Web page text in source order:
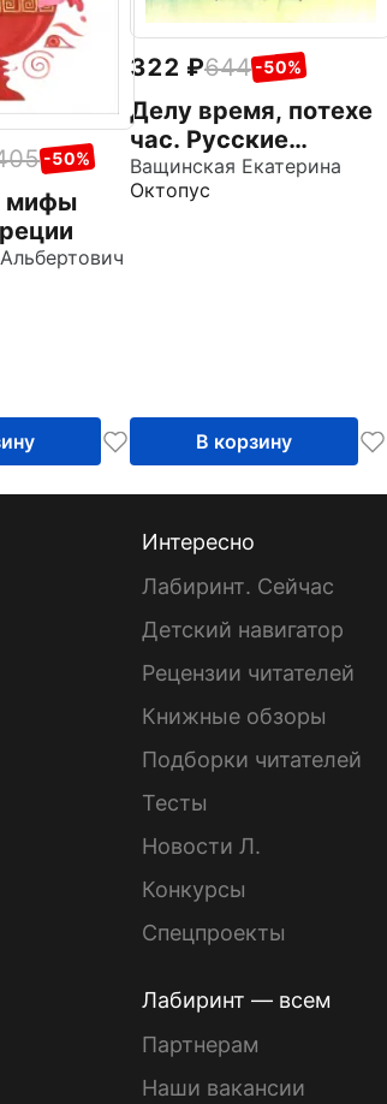
-50%
мифы
322 644 -50%
Делу время, потехе
час. Русские
пословицы и
поговорки
Ващинская Екатерина
Октопус
В корзину
Интересно
Лабиринт. Сейчас
Детский навигатор
Рецензии читателей
Книжные обзоры
Подборки читателей
Тесты
Новости Л.
Конкурсы
Спецпроекты
Лабиринт — всем
Партнерам
Наши вакансии